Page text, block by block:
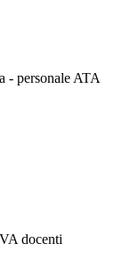
- personale ATA
docenti